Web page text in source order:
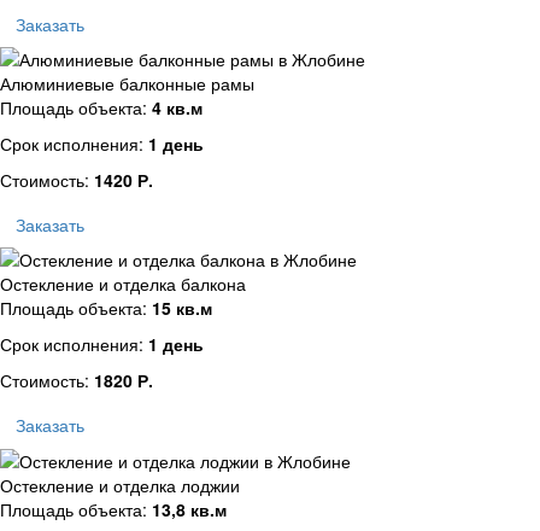
Заказать
Алюминиевые балконные рамы
Площадь объекта: 4 кв.м
Срок исполнения: 1 день
Стоимость: 1420 Р.
Заказать
Остекление и отделка балкона
Площадь объекта: 15 кв.м
Срок исполнения: 1 день
Стоимость: 1820 Р.
Заказать
Остекление и отделка лоджии
Площадь объекта: 13,8 кв.м